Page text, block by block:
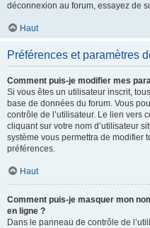
déconnexion au forum, essayez de
Haut
Préférences et paramètres
Comment puis-je modifier mes
Si vous êtes un utilisateur inscrit,
base de données du forum. Vous
contrôle de l’utilisateur. Le lien vers
cliquant sur votre nom d’utilisateur
système vous permettra de modifier
préférences.
Haut
Comment puis-je masquer mon
en ligne ?
Dans le panneau de contrôle de